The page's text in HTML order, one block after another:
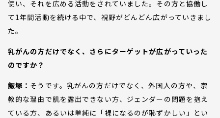
使い、それを広める活動をされていました。その方と協働し
て1年間活動を続ける中で、視野がどんどん広がっていきまし
た。
乳がんの方だけでなく、さらにターゲットが広がっていった
のですか？
飯塚： そうです。乳がんの方だけでなく、外国人の方や、宗
教的な理由で肌を露出できない方、ジェンダーの問題を抱え
ている方、あるいは単純に「裸になるのが恥ずかしい」とい